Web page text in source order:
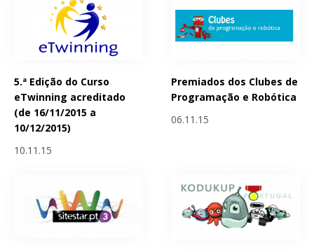
5.ª Edição do Curso
eTwinning acreditado
(de 16/11/2015 a
10/12/2015)
10.11.15
Premiados dos Clubes de
Programação e Robótica
06.11.15
Páginas